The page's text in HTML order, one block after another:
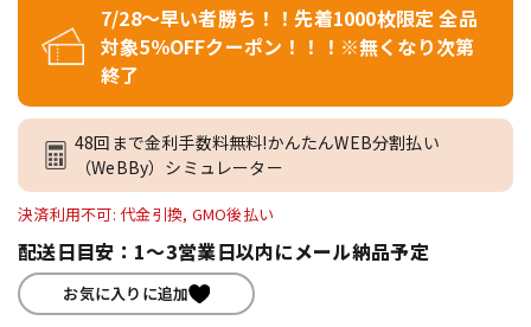
7/28～早い者勝ち！！先着1000枚限定 全品
対象5％OFFクーポン！！！※無くなり次第
終了
48回まで金利手数料無料!かんたんWEB分割払い
（WeBBy）シミュレーター
決済利用不可: 代金引換, GMO後払い
配送日目安：1～3営業日以内にメール納品予定
お気に入りに追加